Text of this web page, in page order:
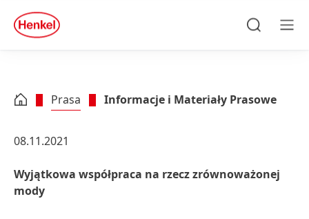
Skip to footer
quick
search
Prasa Informacje i Materiały Prasowe
08.11.2021
Wyjątkowa współpraca na rzecz zrównoważonej
mody